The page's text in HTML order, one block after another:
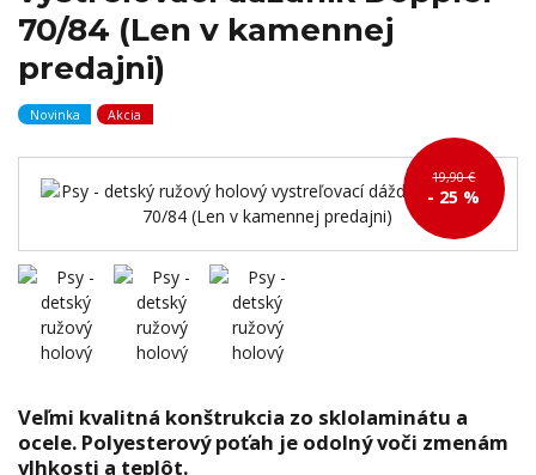
70/84 (Len v kamennej
predajni)
Novinka Akcia
19,90 €
- 25 %
Veľmi kvalitná konštrukcia zo sklolaminátu a
ocele. Polyesterový poťah je odolný voči zmenám
vlhkosti a teplôt.